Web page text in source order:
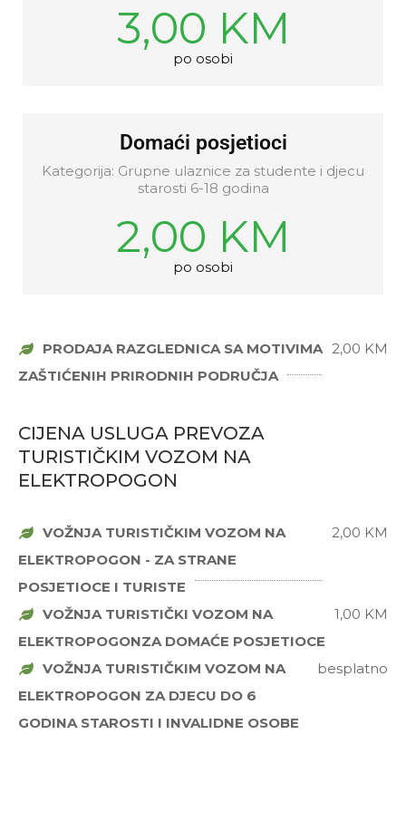
3,00 KM
po osobi
Domaći posjetioci
Kategorija: Grupne ulaznice za studente i djecu
starosti 6-18 godina
2,00 KM
po osobi
PRODAJA RAZGLEDNICA SA MOTIVIMA
ZAŠTIĆENIH PRIRODNIH PODRUČJA
2,00 KM
CIJENA USLUGA PREVOZA
TURISTIČKIM VOZOM NA
ELEKTROPOGON
VOŽNJA TURISTIČKIM VOZOM NA
ELEKTROPOGON - ZA STRANE
POSJETIOCE I TURISTE
2,00 KM
VOŽNJA TURISTIČKI VOZOM NA
ELEKTROPOGONZA DOMAĆE POSJETIOCE
1,00 KM
VOŽNJA TURISTIČKIM VOZOM NA
ELEKTROPOGON ZA DJECU DO 6
GODINA STAROSTI I INVALIDNE OSOBE
besplatno